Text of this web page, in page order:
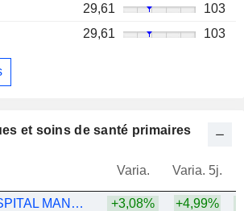
29,61
103
29,61 103
et soins de santé primaires
Varia. Varia. 5j.
SANBO HOSPITAL MANAGEMENT GROUP LIMITED +3,08% +4,99%